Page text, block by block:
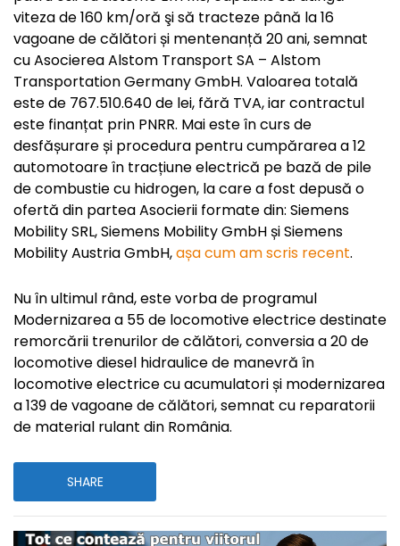
viteza de 160 km/oră şi să tracteze până la 16
vagoane de călători și mentenanță 20 ani, semnat
cu Asocierea Alstom Transport SA – Alstom
Transportation Germany GmbH. Valoarea totală
este de 767.510.640 de lei, fără TVA, iar contractul
este finanțat prin PNRR. Mai este în curs de
desfășurare și procedura pentru cumpărarea a 12
automotoare în tracțiune electrică pe bază de pile
de combustie cu hidrogen, la care a fost depusă o
ofertă din partea Asocierii formate din: Siemens
Mobility SRL, Siemens Mobility GmbH și Siemens
Mobility Austria GmbH,așa cum am scris recent.
Nu în ultimul rând, este vorba de programul
Modernizarea a 55 de locomotive electrice destinate
remorcării trenurilor de călători, conversia a 20 de
locomotive diesel hidraulice de manevră în
locomotive electrice cu acumulatori și modernizarea
a 139 de vagoane de călători, semnat cu reparatorii
de material rulant din România.
SHARE